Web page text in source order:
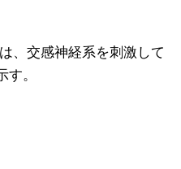
、交感神経系を刺激して
。